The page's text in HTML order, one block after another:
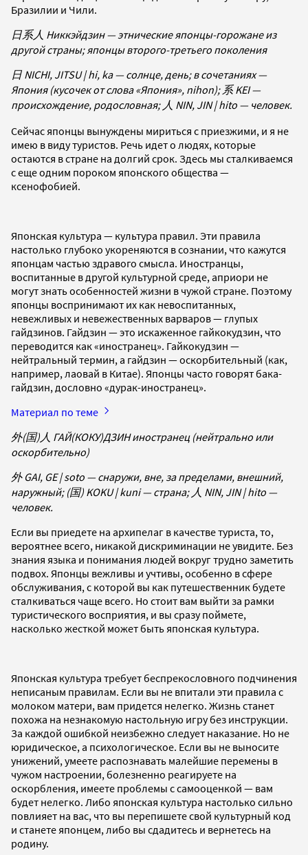
Бразилии и Чили.
日系人 Никкэйдзин — этнические японцы-горожане из
другой страны; японцы второго-третьего поколения
日 NICHI, JITSU | hi, ka — солнце, день; в сочетаниях —
Япония (кусочек от слова «Япония», nihon); 系 KEI —
происхождение, родословная; 人 NIN, JIN | hito — человек.
Сейчас японцы вынуждены мириться с приезжими, и я не
имею в виду туристов. Речь идет о людях, которые
остаются в стране на долгий срок. Здесь мы сталкиваемся
с еще одним пороком японского общества —
ксенофобией.
Японская культура — культура правил. Эти правила
настолько глубоко укореняются в сознании, что кажутся
японцам частью здравого смысла. Иностранцы,
воспитанные в другой культурной среде, априори не
могут знать особенностей жизни в чужой стране. Поэтому
японцы воспринимают их как невоспитанных,
невежливых и невежественных варваров — глупых
гайдзинов. Гайдзин — это искаженное гайкокудзин, что
переводится как «иностранец». Гайкокудзин —
нейтральный термин, а гайдзин — оскорбительный (как,
например, лаовай в Китае). Японцы часто говорят бака-
гайдзин, дословно «дурак-иностранец».
Материал по теме
外(国)人 ГАЙ(КОКУ)ДЗИН иностранец (нейтрально или
оскорбительно)
外 GAI, GE | soto — снаружи, вне, за пределами, внешний,
наружный; (国) KOKU | kuni — страна; 人 NIN, JIN | hito —
человек.
Если вы приедете на архипелаг в качестве туриста, то,
вероятнее всего, никакой дискриминации не увидите. Без
знания языка и понимания людей вокруг трудно заметить
подвох. Японцы вежливы и учтивы, особенно в сфере
обслуживания, с которой вы как путешественник будете
сталкиваться чаще всего. Но стоит вам выйти за рамки
туристического восприятия, и вы сразу поймете,
насколько жесткой может быть японская культура.
Японская культура требует беспрекословного подчинения
неписаным правилам. Если вы не впитали эти правила с
молоком матери, вам придется нелегко. Жизнь станет
похожа на незнакомую настольную игру без инструкции.
За каждой ошибкой неизбежно следует наказание. Но не
юридическое, а психологическое. Если вы не выносите
унижений, умеете распознавать малейшие перемены в
чужом настроении, болезненно реагируете на
оскорбления, имеете проблемы с самооценкой — вам
будет нелегко. Либо японская культура настолько сильно
повлияет на вас, что вы перепишете свой культурный код
и станете японцем, либо вы сдадитесь и вернетесь на
родину.